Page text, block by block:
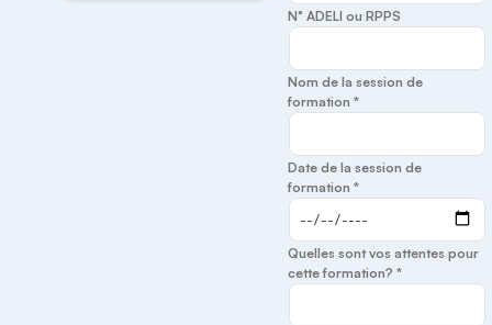
N° ADELI ou RPPS
Nom de la session de
formation *
Date de la session de
formation *
Quelles sont vos attentes pour
cette formation? *